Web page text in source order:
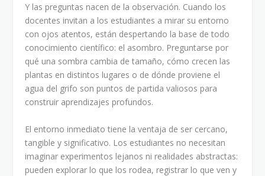
Y las preguntas nacen de la observación. Cuando los
docentes invitan a los estudiantes a mirar su entorno
con ojos atentos, están despertando la base de todo
conocimiento científico: el asombro. Preguntarse por
qué una sombra cambia de tamaño, cómo crecen las
plantas en distintos lugares o de dónde proviene el
agua del grifo son puntos de partida valiosos para
construir aprendizajes profundos.
El entorno inmediato tiene la ventaja de ser cercano,
tangible y significativo. Los estudiantes no necesitan
imaginar experimentos lejanos ni realidades abstractas:
pueden explorar lo que los rodea, registrar lo que ven y